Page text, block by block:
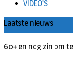
VIDEO’S
Laatste nieuws
Buxusplanten in